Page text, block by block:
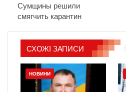
Сумщины решили
смягчить карантин
СХОЖІ ЗАПИСИ
НОВИНИ